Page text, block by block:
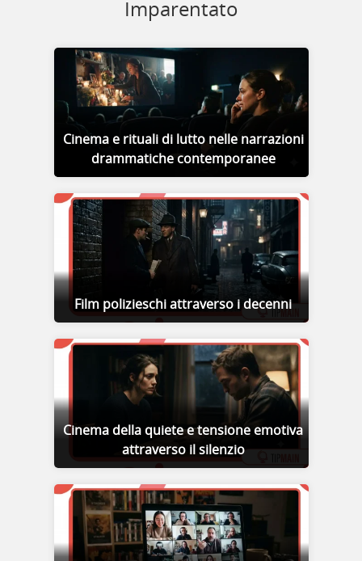
Imparentato
Cinema e rituali di lutto nelle narrazioni
drammatiche contemporanee
Film polizieschi attraverso i decenni
Cinema della quiete e tensione emotiva
attraverso il silenzio